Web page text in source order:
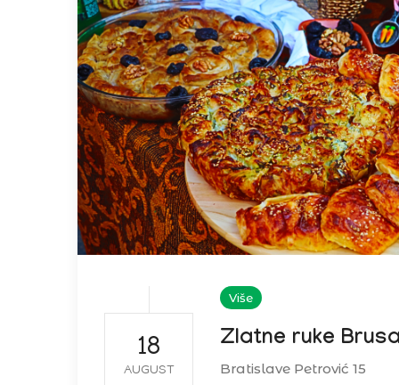
18
AUGUST
Više
Zlatne ruke
Bratislave Petrović 15